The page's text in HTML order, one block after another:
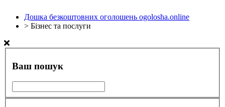
Дошка безкоштовних оголошень ogolosha.online
> Бізнес та послуги
Ваш пошук